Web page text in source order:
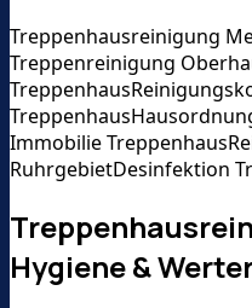
Treppenhausreinigung
Treppenreinigung
Treppenhaus
Treppenhaus
Immobilie Treppenhaus
RuhrgebietDesinfektion
Hygiene &